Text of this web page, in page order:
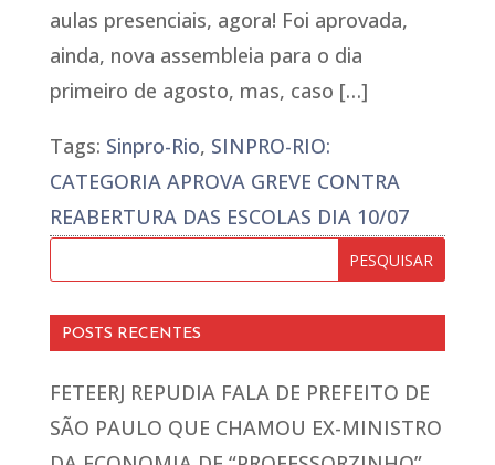
aulas presenciais, agora! Foi aprovada,
ainda, nova assembleia para o dia
primeiro de agosto, mas, caso […]
Tags: Sinpro-Rio, SINPRO-RIO:
CATEGORIA APROVA GREVE CONTRA
REABERTURA DAS ESCOLAS DIA 10/07
POSTS RECENTES
FETEERJ REPUDIA FALA DE PREFEITO DE
SÃO PAULO QUE CHAMOU EX-MINISTRO